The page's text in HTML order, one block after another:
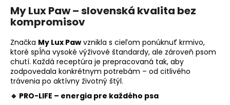
My Lux Paw – slovenská kvalita bez
kompromisov
Značka My Lux Paw vznikla s cieľom ponúknuť krmivo,
ktoré spĺňa vysoké výživové štandardy, ale zároveň psom
chutí. Každá receptúra je prepracovaná tak, aby
zodpovedala konkrétnym potrebám – od citlivého
trávenia po aktívny životný štýl.
🔹 PRO-LIFE – energia pre každého psa